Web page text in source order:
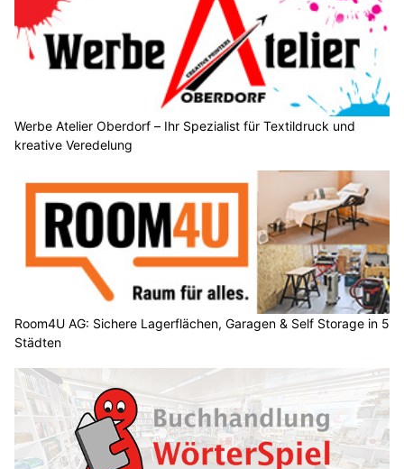
Werbe Atelier Oberdorf – Ihr Spezialist für Textildruck und
kreative Veredelung
Room4U AG: Sichere Lagerflächen, Garagen & Self Storage in 5
Städten